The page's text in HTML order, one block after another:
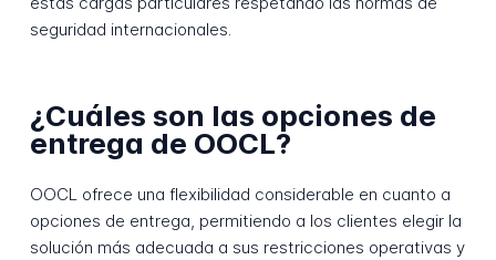
seguridad internacionales.
¿Cuáles son las opciones de
entrega de OOCL?
OOCL ofrece una flexibilidad considerable en cuanto a
opciones de entrega, permitiendo a los clientes elegir la
solución más adecuada a sus restricciones operativas y